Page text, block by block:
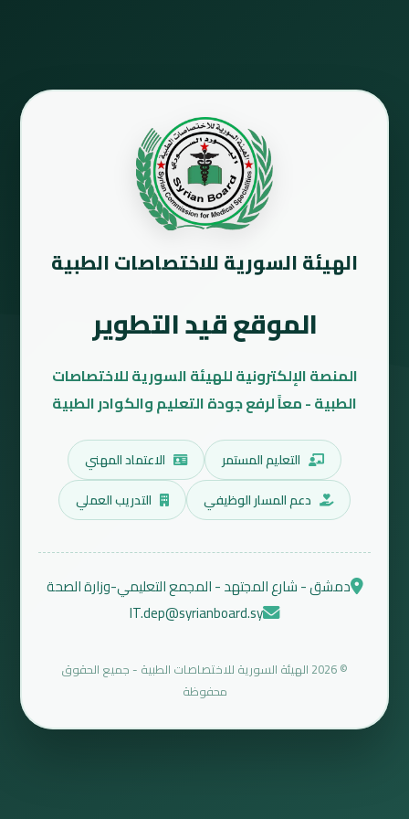
الهيئة السورية للاختصاصات الطبية
الموقع قيد التطوير
المنصة الإلكترونية للهيئة السورية للاختصاصات
الطبية - معاً لرفع جودة التعليم والكوادر الطبية
التعليم المستمر
الاعتماد المهني
دعم المسار الوظيفي
التدريب العملي
دمشق - شارع المجتهد - المجمع التعليمي-وزارة الصحة
IT.dep@syrianboard.sy
© 2026 الهيئة السورية للاختصاصات الطبية - جميع الحقوق
محفوظة